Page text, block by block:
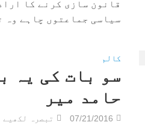
قانون سازی کرنے کا
سیاسی جماعتوں چاہے وہ
کالم
سو بات کی یہ
حامد میر
07/21/2016 تبصرہ لکھیے